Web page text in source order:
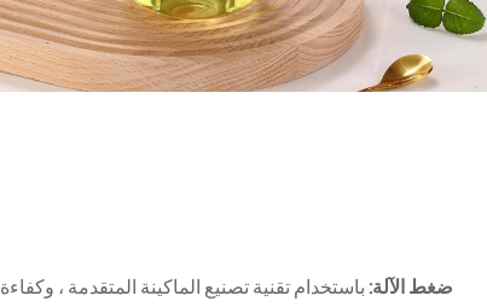
ضغط الآلة: باستخدام تقنية تصنيع الماكينة المتقدمة ، وكفاءة